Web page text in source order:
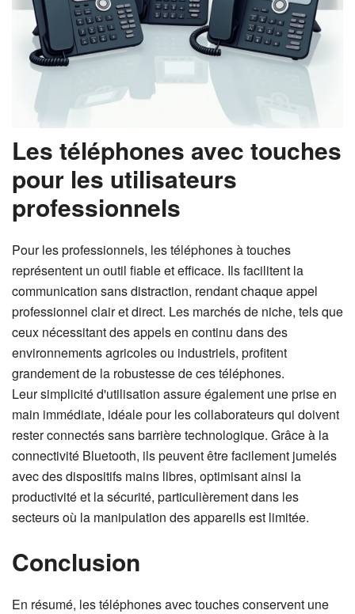
Les téléphones avec touches
pour les utilisateurs
professionnels
Pour les professionnels, les téléphones à touches
représentent un outil fiable et efficace. Ils facilitent la
communication sans distraction, rendant chaque appel
professionnel clair et direct. Les marchés de niche, tels que
ceux nécessitant des appels en continu dans des
environnements agricoles ou industriels, profitent
grandement de la robustesse de ces téléphones.
Leur simplicité d'utilisation assure également une prise en
main immédiate, idéale pour les collaborateurs qui doivent
rester connectés sans barrière technologique. Grâce à la
connectivité Bluetooth, ils peuvent être facilement jumelés
avec des dispositifs mains libres, optimisant ainsi la
productivité et la sécurité, particulièrement dans les
secteurs où la manipulation des appareils est limitée.
Conclusion
En résumé, les téléphones avec touches conservent une